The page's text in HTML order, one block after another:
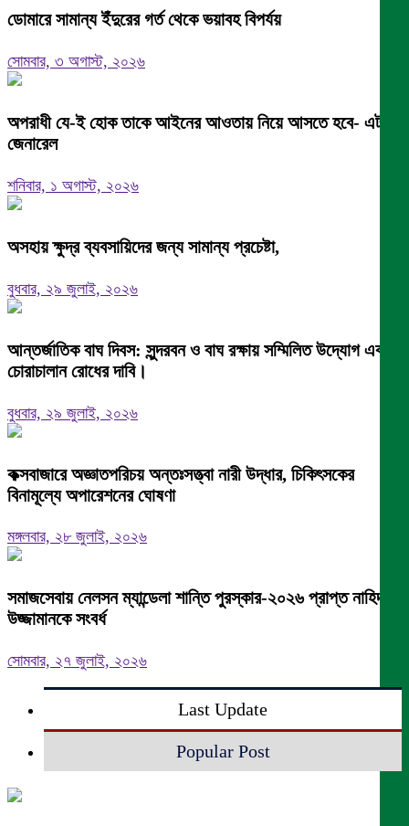
ডোমারে সামান্য ইঁদুরের গর্ত থেকে ভয়াবহ বিপর্যয়
সোমবার, ৩ অগাস্ট, ২০২৬
অপরাধী যে-ই হোক তাকে আইনের আওতায় নিয়ে আসতে হবে- এটর্নি
জেনারেল
শনিবার, ১ অগাস্ট, ২০২৬
অসহায় ক্ষুদ্র ব্যবসায়িদের জন্য সামান্য প্রচেষ্টা,
বুধবার, ২৯ জুলাই, ২০২৬
আন্তর্জাতিক বাঘ দিবস: সুন্দরবন ও বাঘ রক্ষায় সম্মিলিত উদ্যোগ এবং
চোরাচালান রোধের দাবি।
বুধবার, ২৯ জুলাই, ২০২৬
কক্সবাজারে অজ্ঞাতপরিচয় অন্তঃসত্ত্বা নারী উদ্ধার, চিকিৎসকের
বিনামূল্যে অপারেশনের ঘোষণা
মঙ্গলবার, ২৮ জুলাই, ২০২৬
সমাজসেবায় নেলসন ম্যান্ডেলা শান্তি পুরস্কার-২০২৬ প্রাপ্ত নাহিদ
উজ্জামানকে সংবর্ধ
সোমবার, ২৭ জুলাই, ২০২৬
Last Update
Popular Post